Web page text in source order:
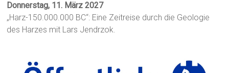
Donnerstag, 11. März 2027
„Harz-150.000.000 BC“: Eine Zeitreise durch die Geologie
des Harzes mit Lars Jendrzok.